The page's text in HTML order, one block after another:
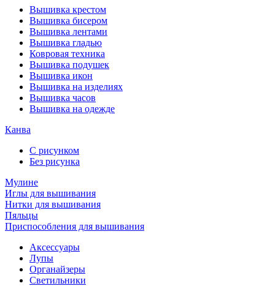
Вышивка крестом
Вышивка бисером
Вышивка лентами
Вышивка гладью
Ковровая техника
Вышивка подушек
Вышивка икон
Вышивка на изделиях
Вышивка часов
Вышивка на одежде
Канва
С рисунком
Без рисунка
Мулине
Иглы для вышивания
Нитки для вышивания
Пяльцы
Приспособления для вышивания
Аксессуары
Лупы
Органайзеры
Светильники